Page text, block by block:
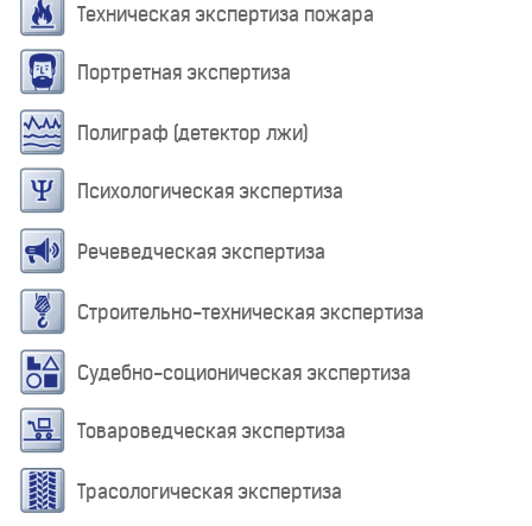
Техническая экспертиза пожара
Портретная экспертиза
Полиграф (детектор лжи)
Психологическая экспертиза
Речеведческая экспертиза
Строительно-техническая экспертиза
Судебно-соционическая экспертиза
Товароведческая экспертиза
Трасологическая экспертиза